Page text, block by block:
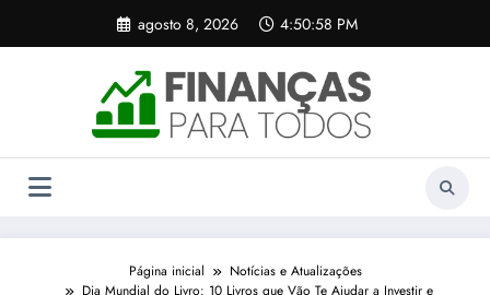
o
agosto 8, 2026 4:50:59 PM
Página inicial
Notícias e Atualizações
Dia Mundial do Livro: 10 Livros que Vão Te Ajudar a Investir e